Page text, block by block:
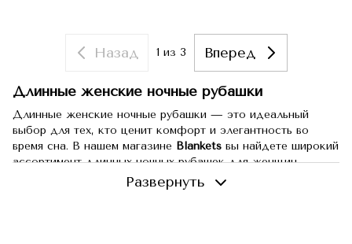
Назад 1 из 3 Вперед
Длинные женские ночные рубашки
Длинные женские ночные рубашки — это идеальный
выбор для тех, кто ценит комфорт и элегантность во
время сна. В нашем магазине Blankets вы найдете широкий
ассортимент длинных ночных рубашек для женщин,
которые обеспечат вам уют и тепло в любое время года.
Мы предлагаем модели на любой вкус: от классических
Развернуть